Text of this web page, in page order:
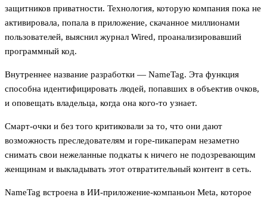
защитников приватности. Технология, которую компания пока не
активировала, попала в приложение, скачанное миллионами
пользователей, выяснил журнал Wired, проанализировавший
программный код.
Внутреннее название разработки — NameTag. Эта функция
способна идентифицировать людей, попавших в объектив очков,
и оповещать владельца, когда она кого-то узнает.
Смарт-очки и без того критиковали за то, что они дают
возможность преследователям и горе-пикаперам незаметно
снимать свои нежеланные подкаты к ничего не подозревающим
женщинам и выкладывать этот отвратительный контент в сеть.
NameTag встроена в ИИ-приложение-компаньон Meta, которое